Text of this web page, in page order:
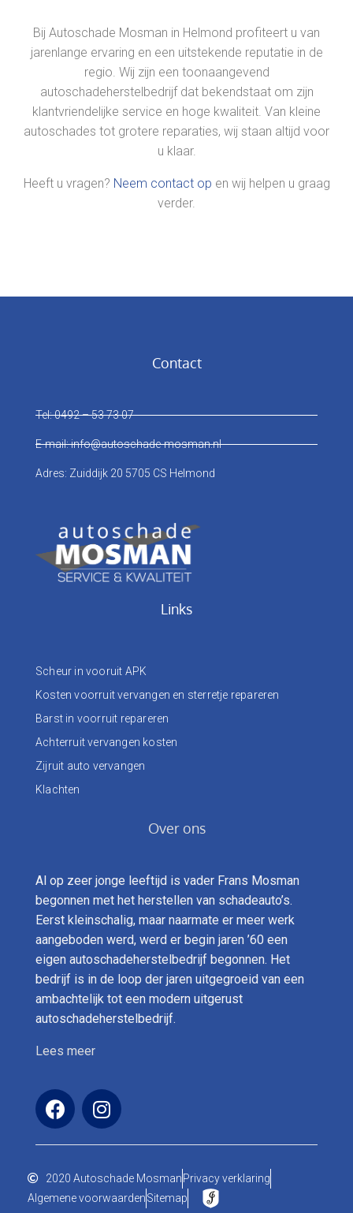
Bij Autoschade Mosman in Helmond profiteert u van
jarenlange ervaring en een uitstekende reputatie in de
regio. Wij zijn een toonaangevend
autoschadeherstelbedrijf dat bekendstaat om zijn
klantvriendelijke service en hoge kwaliteit. Van kleine
autoschades tot grotere reparaties, wij staan altijd voor
u klaar.
Heeft u vragen? Neem contact op en wij helpen u graag
verder.
Contact
Tel: 0492 – 53 73 07
E-mail: info@autoschade-mosman.nl
Adres: Zuiddijk 20 5705 CS Helmond
Links
Scheur in vooruit APK
Kosten voorruit vervangen en sterretje repareren
Barst in voorruit repareren
Achterruit vervangen kosten
Zijruit auto vervangen
Klachten
Over ons
Al op zeer jonge leeftijd is vader Frans Mosman
begonnen met het herstellen van schadeauto’s.
Eerst kleinschalig, maar naarmate er meer werk
aangeboden werd, werd er begin jaren ’60 een
eigen autoschadeherstelbedrijf begonnen. Het
bedrijf is in de loop der jaren uitgegroeid van een
ambachtelijk tot een modern uitgerust
autoschadeherstelbedrijf.
Lees meer
2020 Autoschade MosmanPrivacy verklaring
Algemene voorwaardenSitemap